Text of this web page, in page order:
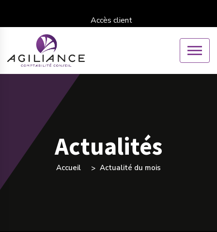
Accès client
Actualités
Accueil Actualité du mois